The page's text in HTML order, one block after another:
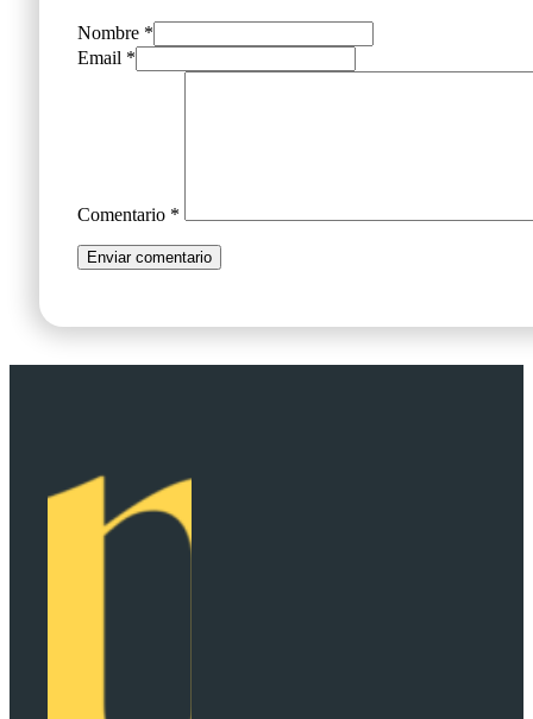
Nombre *
Email *
Comentario *